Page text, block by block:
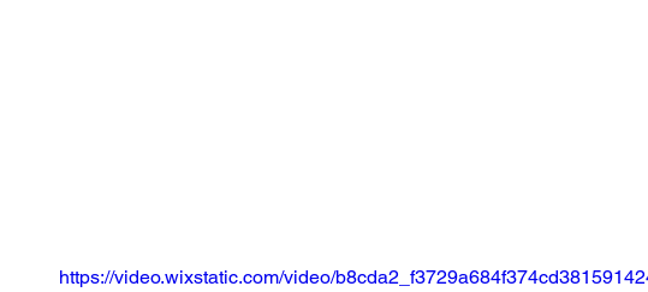
https://video.wixstatic.com/video/